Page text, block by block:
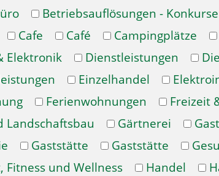
Betriebsauflösungen - Konkurse
Cafe Café Campingplätze
Elektronik
Dienstleistungen
Einzelhandel
Ferienwohnungen Freizeit
Landschaftsbau
Gärtnerei
Gaststätte Gaststätte
Fitness und Wellness
Handel